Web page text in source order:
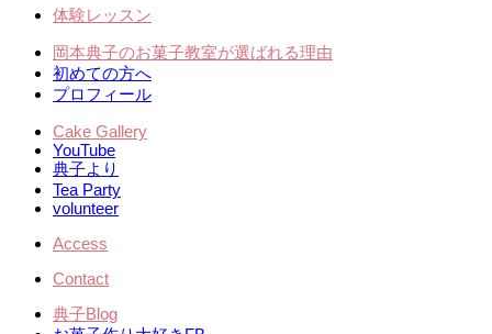
体験レッスン
岡本典子のお菓子教室が選ばれる理由
初めての方へ
プロフィール
Cake Gallery
YouTube
典子より
Tea Party
volunteer
Access
Contact
典子Blog